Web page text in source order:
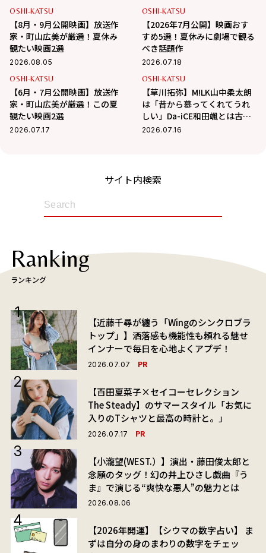
OSHI-KATSU
【8月・9月公開映画】放送作
家・町山広美が厳選！夏休み
観たい映画2選
2026.08.05
OSHI-KATSU
【2026年7月公開】映画おす
すめ5選！夏休みに劇場で観る
べき話題作
2026.07.18
OSHI-KATSU
【6月・7月公開映画】放送作
家・町山広美が厳選！この夏
観たい映画2選
2026.07.17
OSHI-KATSU
【草川拓弥】M!LK山中柔太朗
は「昔から慕ってくれてうれ
しい」Da-iCE和田颯とは古着
屋へ！華麗な交友関係に迫る
2026.07.16
サイト内検索
Ranking
ランキング
【近藤千尋が纏う「Wingのシンクロブラ
トップ」】洒落感も機能性も頼れる魅せ
インナーで毎日を心地よくアプデ！
2026.07.07 PR
【百田夏菜子×セイコーセレクション
The Steady】のサマースタイル「お気に
入りのTシャツと最高の時計と。」
2026.07.17 PR
【小瀧望(WEST.）】演出・藤田俊太郎と
念願のタッグ！幻の井上ひさし戯曲『う
ま』で演じる“爽快な悪人”の魅力とは
2026.08.06
【2026年開運】【シウマの数字占い】 ま
ずは自分の身のまわりの数字をチェッ